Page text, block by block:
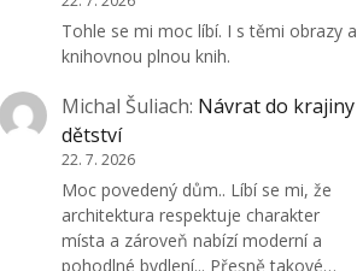
Tohle se mi moc líbí. I s těmi obrazy a
knihovnou plnou knih.
Michal Šuliach: Návrat do krajiny
dětství
22. 7. 2026
Moc povedený dům.. Líbí se mi, že
architektura respektuje charakter
místa a zároveň nabízí moderní a
pohodlné bydlení... Přesně takové…